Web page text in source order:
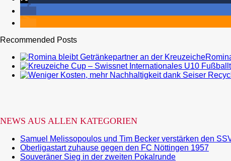
Recommended Posts
NEWS AUS ALLEN KATEGORIEN
Samuel Melissopoulos und Tim Becker verstärken den
Oberligastart zuhause gegen den FC Nöttingen 1957
Souveräner Sieg in der zweiten Pokalrunde